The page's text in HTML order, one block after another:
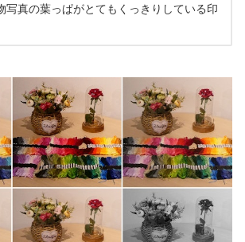
写真の葉っぱがとてもくっきりしている印